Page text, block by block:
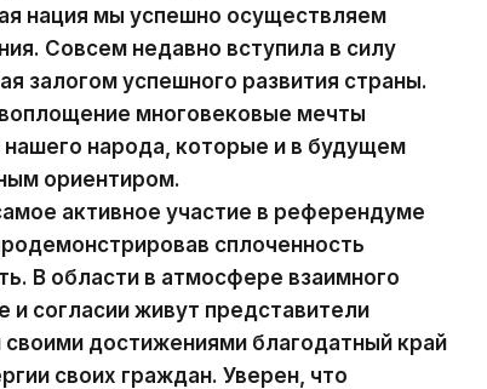
нация мы успешно осуществляем
Совсем недавно вступила в силу
залогом успешного развития страны.
многовековые мечты
народа, которые и в будущем
ориентиром.
активное участие в референдуме
сплоченность
В области в атмосфере взаимного
согласии живут представители
достижениями благодатный край
своих граждан. Уверен, что